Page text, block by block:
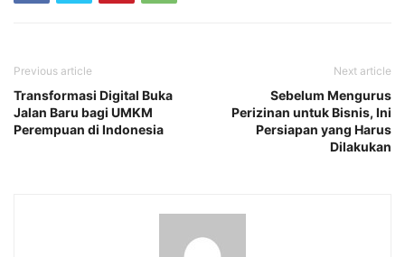
Previous article
Transformasi Digital Buka
Jalan Baru bagi UMKM
Perempuan di Indonesia
Next article
Sebelum Mengurus
Perizinan untuk Bisnis, Ini
Persiapan yang Harus
Dilakukan